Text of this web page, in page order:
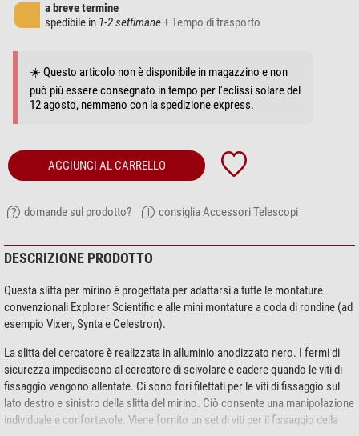
a breve termine
spedibile in 1-2 settimane+ Tempo di trasporto
☀️ Questo articolo non è disponibile in magazzino e non
può più essere consegnato in tempo per l'eclissi solare del
12 agosto, nemmeno con la spedizione express.
AGGIUNGI AL CARRELLO
domande sul prodotto? consiglia Accessori Telescopi
DESCRIZIONE PRODOTTO
Questa slitta per mirino è progettata per adattarsi a tutte le montature
convenzionali Explorer Scientific e alle mini montature a coda di rondine (ad
esempio Vixen, Synta e Celestron).
La slitta del cercatore è realizzata in alluminio anodizzato nero. I fermi di
sicurezza impediscono al cercatore di scivolare e cadere quando le viti di
fissaggio vengono allentate. Ci sono fori filettati per le viti di fissaggio sul
lato destro e sinistro della slitta del mirino. Ciò consente una manipolazione
individuale e confortevole. Viene fornito un set di viti per il fissaggio della